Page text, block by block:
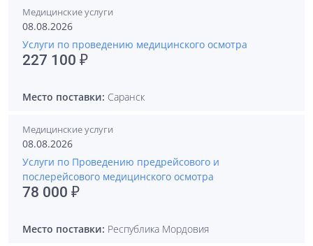
Медицинские услуги
08.08.2026
Услуги по проведению медицинского осмотра
227 100 ₽
Место поставки: Саранск
Медицинские услуги
08.08.2026
Услуги по Проведению предрейсового и
послерейсового медицинского осмотра
78 000 ₽
Место поставки: Республика Мордовия